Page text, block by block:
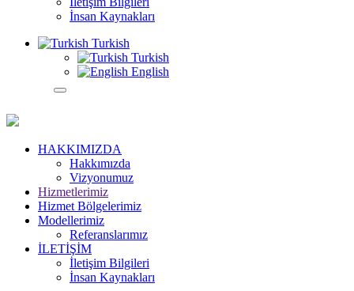
İnsan Kaynakları
Turkish
Turkish
English
HAKKIMIZDA
Hakkımızda
Vizyonumuz
Hizmetlerimiz
Hizmet Bölgelerimiz
Modellerimiz
Referanslarımız
İLETİŞİM
İletişim Bilgileri
İnsan Kaynakları